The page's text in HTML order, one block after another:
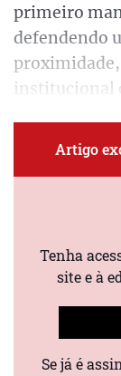
primeiro
defendendo
proximidade,
institucional
Artigo
Tenha
site e à
Se já é